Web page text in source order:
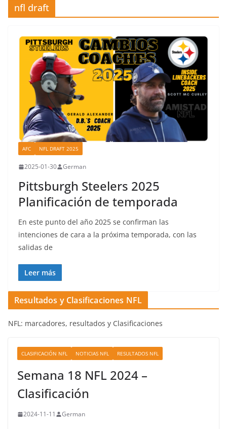
nfl draft
AFC NFL DRAFT 2025
2025-01-30 German
Pittsburgh Steelers 2025
Planificación de temporada
En este punto del año 2025 se confirman las
intenciones de cara a la próxima temporada, con las
salidas de
Leer más
Resultados y Clasificaciones NFL
NFL: marcadores, resultados y Clasificaciones
CLASIFICACIÓN NFL NOTICIAS NFL RESULTADOS NFL
Semana 18 NFL 2024 –
Clasificación
2024-11-11 German